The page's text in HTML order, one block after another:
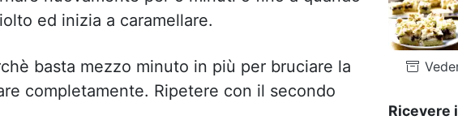
ed inizia a caramellare.
basta mezzo minuto in più per bruciare la
completamente. Ripetere con il secondo
Ricevere